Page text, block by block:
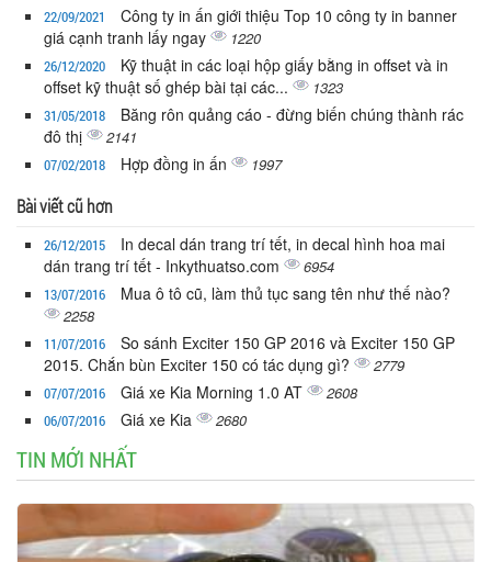
22/09/2021
Công ty in ấn giới thiệu Top 10 công ty in banner
giá cạnh tranh lấy ngay
1220
26/12/2020
Kỹ thuật in các loại hộp giấy bằng in offset và in
offset kỹ thuật số ghép bài tại các...
1323
31/05/2018
Băng rôn quảng cáo - đừng biến chúng thành rác
đô thị
2141
07/02/2018 Hợp đồng in ấn 1997
Bài viết cũ hơn
26/12/2015
In decal dán trang trí tết, in decal hình hoa mai
dán trang trí tết - Inkythuatso.com
6954
13/07/2016 Mua ô tô cũ, làm thủ tục sang tên như thế nào?
2258
11/07/2016
So sánh Exciter 150 GP 2016 và Exciter 150 GP
2015. Chắn bùn Exciter 150 có tác dụng gì?
2779
07/07/2016 Giá xe Kia Morning 1.0 AT 2608
06/07/2016 Giá xe Kia 2680
TIN MỚI NHẤT